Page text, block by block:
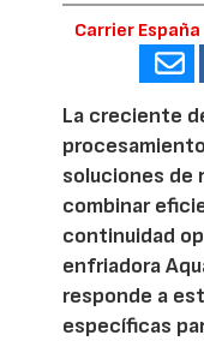
Carrier España
La creciente
soluciones de
combinar
continuidad
enfriadora
responde a
específicas